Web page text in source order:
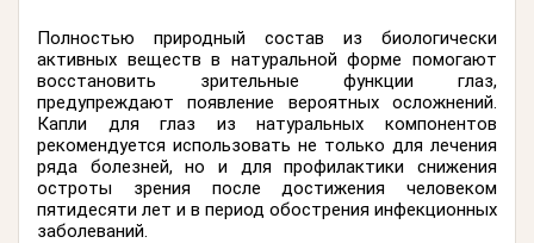
Полностью природный состав из биологически
активных веществ в натуральной форме помогают
восстановить зрительные функции глаз,
предупреждают появление вероятных осложнений.
Капли для глаз из натуральных компонентов
рекомендуется использовать не только для лечения
ряда болезней, но и для профилактики снижения
остроты зрения после достижения человеком
пятидесяти лет и в период обострения инфекционных
заболеваний.